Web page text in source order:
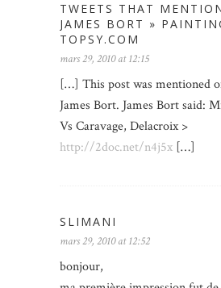
TWEETS THAT
JAMES BORT »
TOPSY.COM
mars 29, 2010 at 12:15
[…] This post was mentioned
James Bort. James Bort said:
Vs Caravage, Delacroix >
http://2doc.net/n4j5x […]
SLIMANI
mars 29, 2010 at 12:52
bonjour,